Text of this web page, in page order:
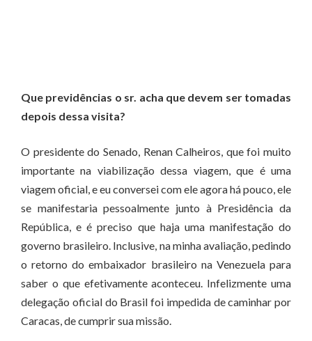
Que previdências o sr. acha que devem ser tomadas
depois dessa visita?
O presidente do Senado, Renan Calheiros, que foi muito
importante na viabilização dessa viagem, que é uma
viagem oficial, e eu conversei com ele agora há pouco, ele
se manifestaria pessoalmente junto à Presidência da
República, e é preciso que haja uma manifestação do
governo brasileiro. Inclusive, na minha avaliação, pedindo
o retorno do embaixador brasileiro na Venezuela para
saber o que efetivamente aconteceu. Infelizmente uma
delegação oficial do Brasil foi impedida de caminhar por
Caracas, de cumprir sua missão.